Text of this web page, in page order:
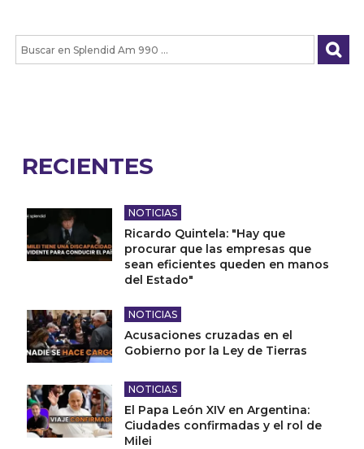
RECIENTES
NOTICIAS
Ricardo Quintela: "Hay que
procurar que las empresas que
sean eficientes queden en manos
del Estado"
NOTICIAS
Acusaciones cruzadas en el
Gobierno por la Ley de Tierras
NOTICIAS
El Papa León XIV en Argentina:
Ciudades confirmadas y el rol de
Milei